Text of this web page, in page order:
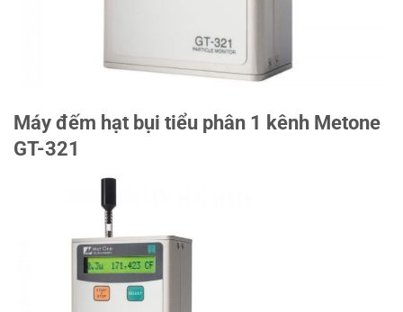
Máy đếm hạt bụi tiểu phân 1 kênh Metone
GT-321